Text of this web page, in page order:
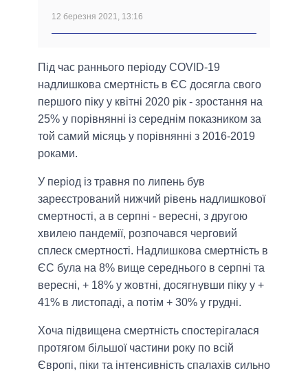
12 березня 2021, 13:16
Під час раннього періоду COVID-19
надлишкова смертність в ЄС досягла свого
першого піку у квітні 2020 рік - зростання на
25% у порівнянні із середнім показником за
той самий місяць у порівнянні з 2016-2019
роками.
У період із травня по липень був
зареєстрований нижчий рівень надлишкової
смертності, а в серпні - вересні, з другою
хвилею пандемії, розпочався черговий
сплеск смертності. Надлишкова смертність в
ЄС була на 8% вище середнього в серпні та
вересні, + 18% у жовтні, досягнувши піку у +
41% в листопаді, а потім + 30% у грудні.
Хоча підвищена смертність спостерігалася
протягом більшої частини року по всій
Європі, піки та інтенсивність спалахів сильно